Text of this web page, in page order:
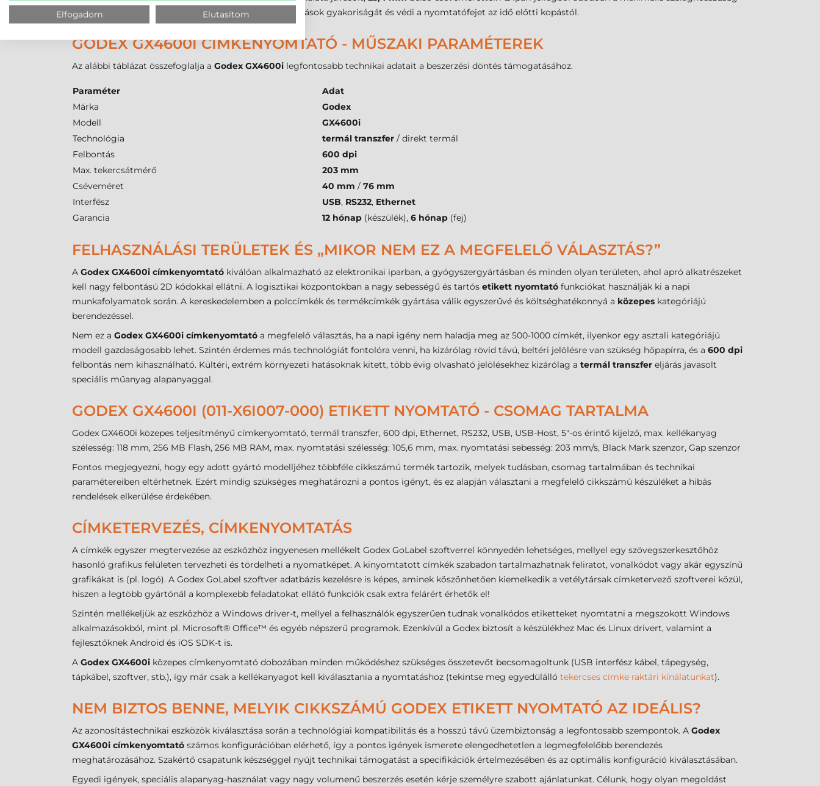
akár450 m is lehet, ami csökkenti a karbantartási leállások gyakoriságát és védi a nyomtatófejet az idő előtti kopástól.
GODEX GX4600I CÍMKENYOMTATÓ - MŰSZAKI PARAMÉTEREK
Az alábbi táblázat összefoglalja a Godex GX4600i legfontosabb technikai adatait a beszerzési döntés támogatásához.
Paraméter
Adat
Márka
Godex
Modell
GX4600i
Technológia
termál transzfer / direkt termál
Felbontás
600 dpi
Max. tekercsátmérő
203 mm
Cséveméret
40 mm / 76 mm
Interfész
USB, RS232, Ethernet
Garancia
12 hónap (készülék), 6 hónap (fej)
FELHASZNÁLÁSI TERÜLETEK ÉS „MIKOR NEM EZ A MEGFELELŐ VÁLASZTÁS?”
A Godex GX4600i címkenyomtató kiválóan alkalmazható az elektronikai iparban, a gyógyszergyártásban és minden olyan területen, ahol apró alkatrészeket
kell nagy felbontású 2D kódokkal ellátni. A logisztikai központokban a nagy sebességű és tartós etikett nyomtató funkciókat használják ki a napi
munkafolyamatok során. A kereskedelemben a polccímkék és termékcímkék gyártása válik egyszerűvé és költséghatékonnyá a közepes kategóriájú
berendezéssel.
Nem ez a Godex GX4600i címkenyomtató a megfelelő választás, ha a napi igény nem haladja meg az 500-1000 címkét, ilyenkor egy asztali kategóriájú
modell gazdaságosabb lehet. Szintén érdemes más technológiát fontolóra venni, ha kizárólag rövid távú, beltéri jelölésre van szükség hőpapírra, és a 600 dpi
felbontás nem kihasználható. Kültéri, extrém környezeti hatásoknak kitett, több évig olvasható jelölésekhez kizárólag a termál transzfer eljárás javasolt
speciális műanyag alapanyaggal.
GODEX GX4600I (011-X6I007-000) ETIKETT NYOMTATÓ - CSOMAG TARTALMA
Godex GX4600i közepes teljesítményű címkenyomtató, termál transzfer, 600 dpi, Ethernet, RS232, USB, USB-Host, 5"-os érintő kijelző, max. kellékanyag
szélesség: 118 mm, 256 MB Flash, 256 MB RAM, max. nyomtatási szélesség: 105,6 mm, max. nyomtatási sebesség: 203 mm/s, Black Mark szenzor, Gap szenzor
Fontos megjegyezni, hogy egy adott gyártó modelljéhez többféle cikkszámú termék tartozik, melyek tudásban, csomag tartalmában és technikai
paramétereiben eltérhetnek. Ezért mindig szükséges meghatározni a pontos igényt, és ez alapján választani a megfelelő cikkszámú készüléket a hibás
rendelések elkerülése érdekében.
CÍMKETERVEZÉS, CÍMKENYOMTATÁS
A címkék egyszer megtervezése az eszközhöz ingyenesen mellékelt Godex GoLabel szoftverrel könnyedén lehetséges, mellyel egy szövegszerkesztőhöz
hasonló grafikus felületen tervezheti és tördelheti a nyomatképet. A kinyomtatott címkék szabadon tartalmazhatnak feliratot, vonalkódot vagy akár egyszínű
grafikákat is (pl. logó). A Godex GoLabel szoftver adatbázis kezelésre is képes, aminek köszönhetően kiemelkedik a vetélytársak címketervező szoftverei közül,
hiszen a legtöbb gyártónál a komplexebb feladatokat ellátó funkciók csak extra felárért érhetők el!
Szintén mellékeljük az eszközhöz a Windows driver-t, mellyel a felhasználók egyszerűen tudnak vonalkódos etiketteket nyomtatni a megszokott Windows
alkalmazásokból, mint pl. Microsoft® Office™ és egyéb népszerű programok. Ezenkívül a Godex biztosít a készülékhez Mac és Linux drivert, valamint a
fejlesztőknek Android és iOS SDK-t is.
A Godex GX4600i közepes címkenyomtató dobozában minden működéshez szükséges összetevőt becsomagoltunk (USB interfész kábel, tápegység,
tápkábel, szoftver, stb.), így már csak a kellékanyagot kell kiválasztania a nyomtatáshoz (tekintse meg egyedülálló tekercses címke raktári kínálatunkat).
NEM BIZTOS BENNE, MELYIK CIKKSZÁMÚ GODEX ETIKETT NYOMTATÓ AZ IDEÁLIS?
Az azonosítástechnikai eszközök kiválasztása során a technológiai kompatibilitás és a hosszú távú üzembiztonság a legfontosabb szempontok. A Godex
GX4600i címkenyomtató számos konfigurációban elérhető, így a pontos igények ismerete elengedhetetlen a legmegfelelőbb berendezés
meghatározásához. Szakértő csapatunk készséggel nyújt technikai támogatást a specifikációk értelmezésében és az optimális konfiguráció kiválasztásában.
Egyedi igények, speciális alapanyag-használat vagy nagy volumenű beszerzés esetén kérje személyre szabott ajánlatunkat. Célunk, hogy olyan megoldást
Elfogadom Elutasítom